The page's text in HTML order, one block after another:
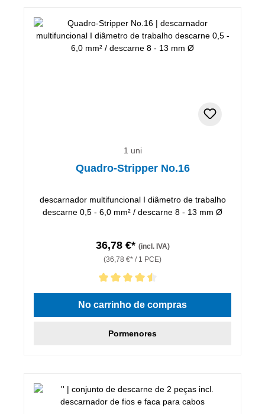
1 uni
Quadro-Stripper No.16
descarnador multifuncional I diâmetro de trabalho
descarne 0,5 - 6,0 mm² / descarne 8 - 13 mm Ø
36,78 €* (incl. IVA)
(36,78 €* / 1 PCE)
Classificação média de 4.5 de 5 estrelas
No carrinho de compras
Pormenores